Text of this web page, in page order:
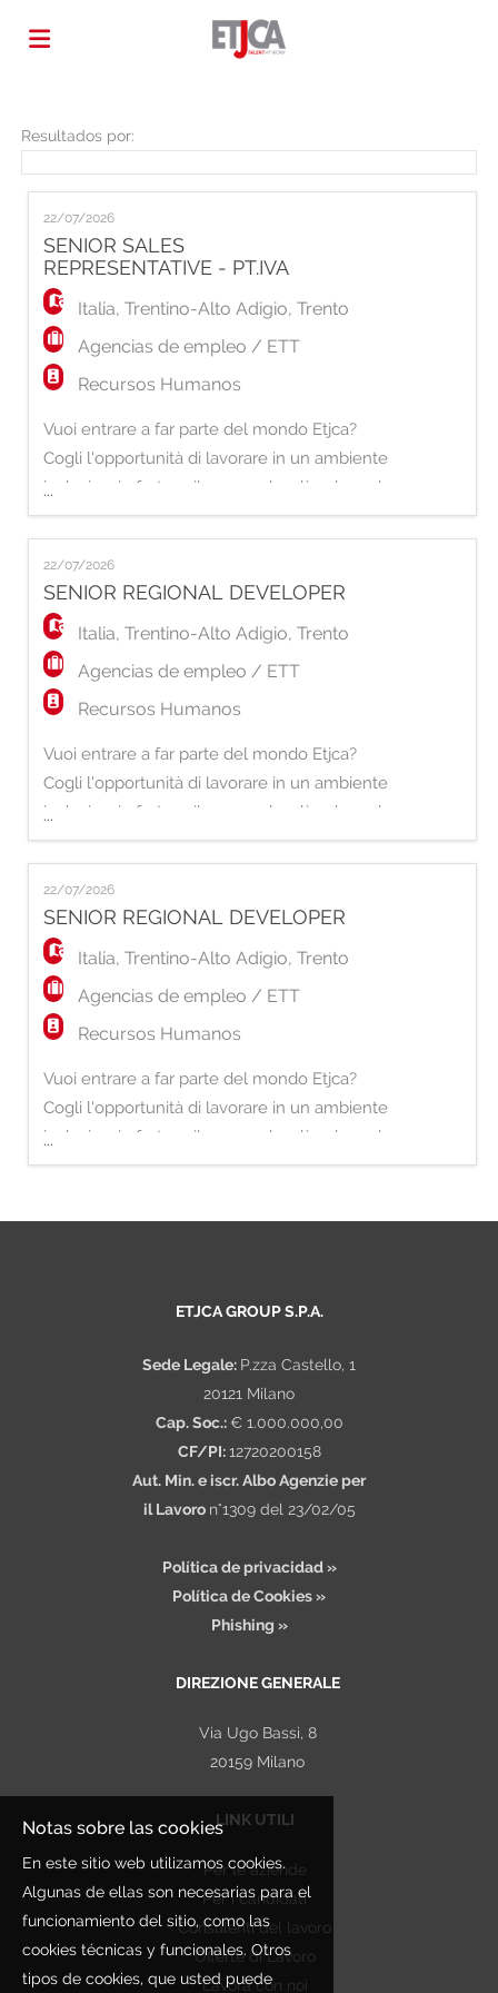
Lista
ofertas
de
trabajo
Subir
CV
Acceso
Idioma
FR
ES
PT
Resultados por:
22/07/2026
SENIOR SALES
REPRESENTATIVE - PT.IVA
Italia,Trentino-Alto Adigio,Trento
Agencias de empleo / ETT
Recursos Humanos
Vuoi entrare a far parte del mondo Etjca?
Cogli l'opportunità di lavorare in un ambiente
inclusivo, in forte sviluppo e che dà valore al
proprio Capitale Umano Per potenziare la
nostra rete commerciale, siamo alla ricerca
di un Senior Sales Representative da inserire
con collaborazione in Partita IVA. La risorsa
avrà la responsabilità di svil
...
22/07/2026
SENIOR REGIONAL DEVELOPER
Italia,Trentino-Alto Adigio,Trento
Agencias de empleo / ETT
Recursos Humanos
Vuoi entrare a far parte del mondo Etjca?
Cogli l'opportunità di lavorare in un ambiente
inclusivo, in forte sviluppo e che dà valore al
proprio Capitale Umano. Siamo alla ricerca
di Senior Regional Developer con una forte
attitudine allo sviluppo commerciale e alla
creazione di relazioni di valore sul territorio.
La risorsa avrà la responsab
...
22/07/2026
SENIOR REGIONAL DEVELOPER
Italia,Trentino-Alto Adigio,Trento
Agencias de empleo / ETT
Recursos Humanos
Vuoi entrare a far parte del mondo Etjca?
Cogli l'opportunità di lavorare in un ambiente
inclusivo, in forte sviluppo e che dà valore al
proprio Capitale Umano. Siamo alla ricerca
attitudine allo sviluppo commerciale e alla
...
ETJCA GROUP S.P.A.
Sede Legale: P.zza Castello, 1
20121 Milano
Cap. Soc.: € 1.000.000,00
CF/PI:12720200158
Aut. Min. e iscr. Albo Agenzie per
il Lavoro n°1309 del 23/02/05
Política de privacidad »
Política de Cookies »
Phishing »
DIREZIONE GENERALE
Via Ugo Bassi, 8
20159 Milano
LINK UTILI
Per le aziende
Per i candidati
Consulenti del lavoro
Offerte di Lavoro
Lavora con noi
Notas sobre las cookies
En este sitio web utilizamos cookies.
Algunas de ellas son necesarias para el
funcionamiento del sitio, como las
cookies técnicas y funcionales. Otros
tipos de cookies, que usted puede